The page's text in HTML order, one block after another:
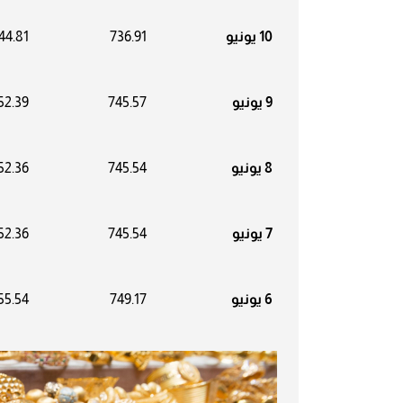
10 يونيو 736.91
9 يونيو 745.57
8 يونيو 745.54
7 يونيو 745.54
6 يونيو 749.17